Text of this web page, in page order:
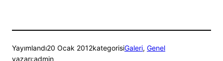
Yayımlandı20 Ocak 2012kategorisiGaleri, Genel
yazarı:admin